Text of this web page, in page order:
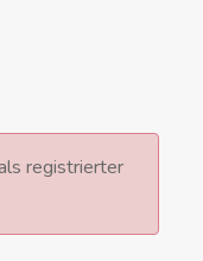
registrierter